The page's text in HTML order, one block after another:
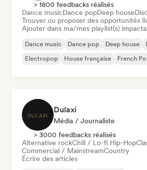
> 1800 feedbacks réalisés
Dance musicDance popDeep house
Trouver ou proposer des opportunités
Ajouter dans ma/mes playlist(s)
Dance music Dance pop Deep house
Electropop
House française French
Dulaxi
Média / Journaliste
> 3000 feedbacks réalisés
Alternative rockChill / Lo-fi Hip-Hop
Commercial / MainstreamCountry
Écrire des articles